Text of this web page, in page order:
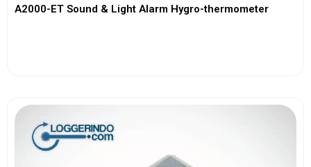
A2000-ET Sound & Light Alarm Hygro-thermometer